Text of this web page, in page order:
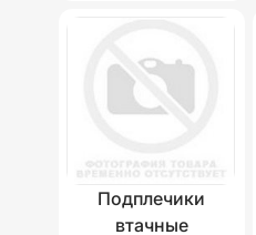
Подплечики
втачные